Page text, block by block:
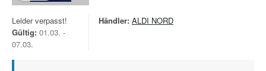
Leider verpasst!
Gültig: 01.03. -
07.03.
Händler: ALDI NORD